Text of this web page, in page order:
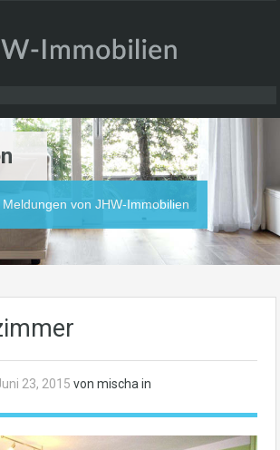
von JHW-Immobilien
23, 2015 von mischa in